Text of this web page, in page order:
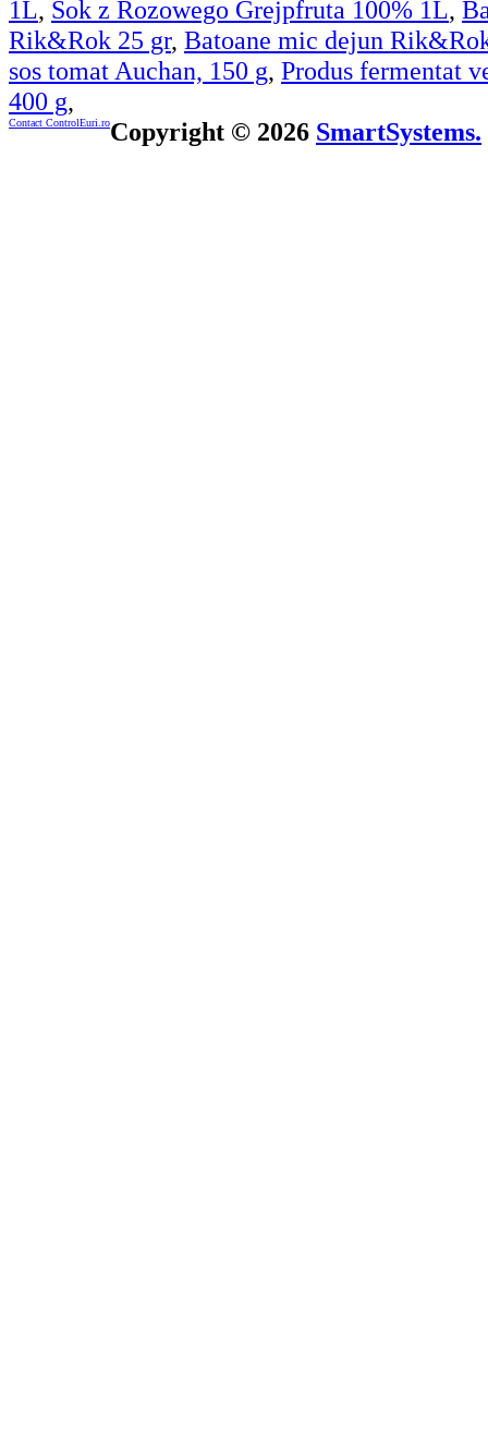
1L, Sok z Rozowego Grejpfruta 100% 1L,
Rik&Rok 25 gr, Batoane mic dejun
sos tomat Auchan, 150 g, Produs fermentat
400 g,
Contact ControlEuri.roCopyright © 2026 SmartSystems.